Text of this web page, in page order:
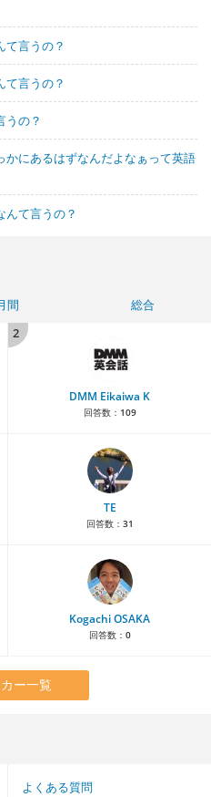
て言うの？
て言うの？
うの？
にあるはずなんだよなぁって英語
んて言うの？
間
総合
2
DMM Eikaiwa K
回答数： 109
TE
回答数： 31
Kogachi OSAKA
回答数： 0
ー一覧
よくある質問